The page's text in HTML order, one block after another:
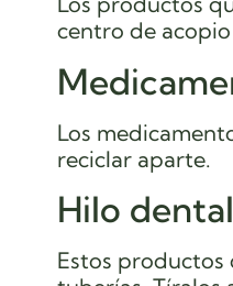
centro de
Los
reciclar aparte.
Hilo dental
Estos productos